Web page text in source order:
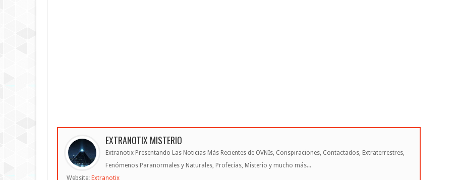
EXTRANOTIX MISTERIO
Extranotix Presentando Las Noticias Más Recientes de OVNIs, Conspiraciones, Contactados, Extraterrestres,
Fenómenos Paranormales y Naturales, Profecías, Misterio y mucho más...
Website: Extranotix